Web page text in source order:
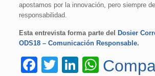
apostamos por la innovación, pero siempre
responsabilidad.
Esta entrevista forma parte del
Dosier
ODS18 – Comunicación Responsable.
Facebook
TwitterLinkedIn